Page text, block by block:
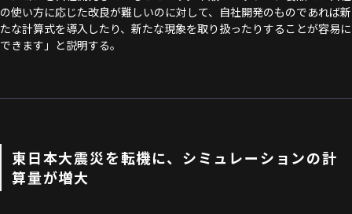
の使い方に応じた改良が難しいのに対して、自社開発のものであれば新
たな計算式を導入したり、新たな現象を取り扱ったりすることが容易に
できます」と説明する。
東日本大震災を転機に、シミュレーションの計
算量が増大